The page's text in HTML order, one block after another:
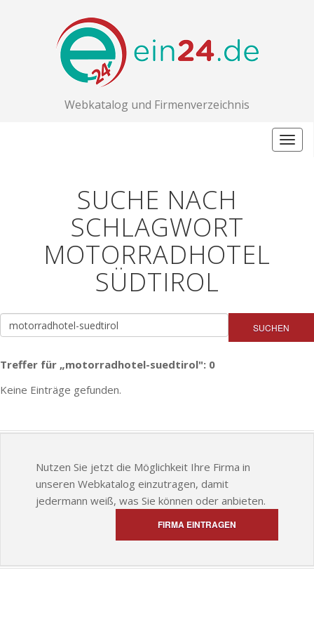
Webkatalog und Firmenverzeichnis
SUCHE NACH
SCHLAGWORT
MOTORRADHOTEL
SÜDTIROL
SUCHEN
Treffer für „motorradhotel-suedtirol": 0
Keine Einträge gefunden.
Nutzen Sie jetzt die Möglichkeit Ihre Firma in
unseren Webkatalog einzutragen, damit
jedermann weiß, was Sie können oder anbieten.
FIRMA EINTRAGEN